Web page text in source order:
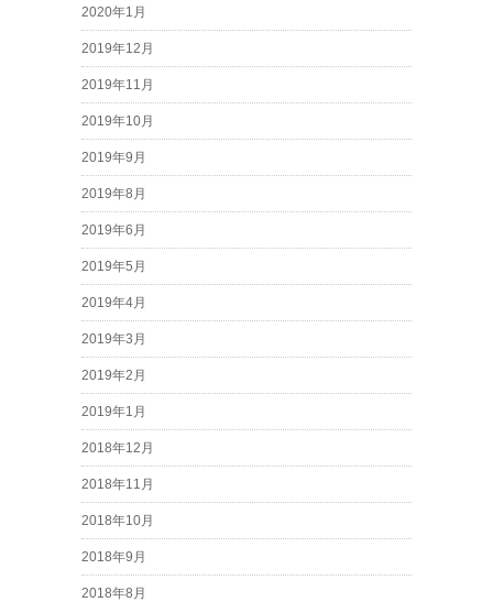
2020年1月
2019年12月
2019年11月
2019年10月
2019年9月
2019年8月
2019年6月
2019年5月
2019年4月
2019年3月
2019年2月
2019年1月
2018年12月
2018年11月
2018年10月
2018年9月
2018年8月